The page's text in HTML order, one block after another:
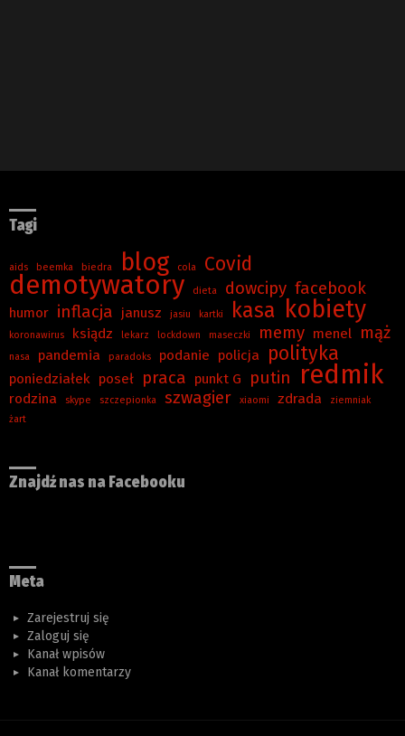
Tagi
aids beemka biedra blog cola Covid
demotywatory dieta dowcipy facebook
humor inflacja janusz jasiu kartki kasa kobiety
koronawirus ksiądz lekarz lockdown maseczki memy menel mąż
nasa pandemia paradoks podanie policja polityka
poniedziałek poseł praca punkt G putin redmik
rodzina skype szczepionka szwagier xiaomi zdrada
ziemniak
żart
Znajdź nas na Facebooku
Meta
Zarejestruj się
Zaloguj się
Kanał wpisów
Kanał komentarzy